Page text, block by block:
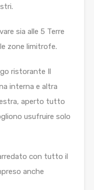
sia alle 5 Terre
zone limitrofe.
ristorante Il
interna e altra
aperto tutto
usufruire solo
con tutto il
anche